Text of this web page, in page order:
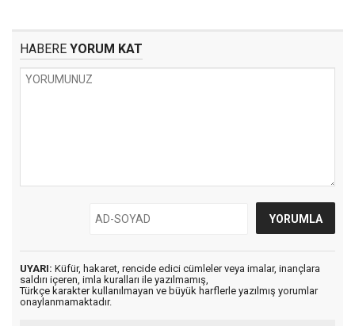
HABERE YORUM KAT
UYARI: Küfür, hakaret, rencide edici cümleler veya imalar, inançlara
saldırı içeren, imla kuralları ile yazılmamış,
Türkçe karakter kullanılmayan ve büyük harflerle yazılmış yorumlar
onaylanmamaktadır.